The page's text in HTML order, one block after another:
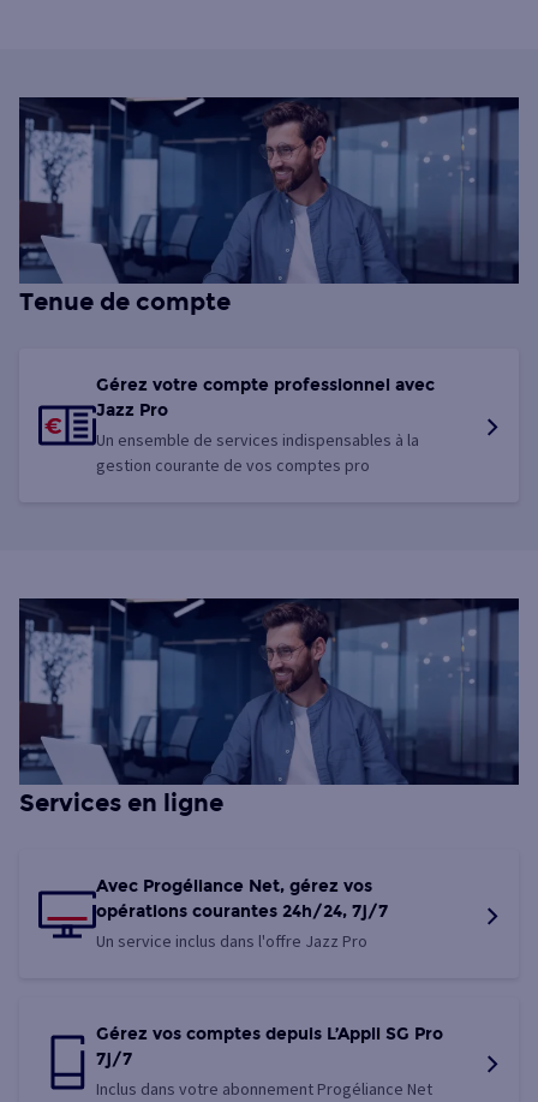
Tenue de compte
Gérez votre compte professionnel avec
Jazz Pro
Un ensemble de services indispensables à la
gestion courante de vos comptes pro
Services en ligne
Avec Progéliance Net, gérez vos
opérations courantes 24h/24, 7j/7
Un service inclus dans l'offre Jazz Pro
Gérez vos comptes depuis L’Appli SG Pro
7j/7
Inclus dans votre abonnement Progéliance Net